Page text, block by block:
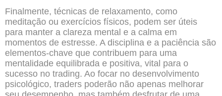
Finalmente, técnicas de relaxamento, como
meditação ou exercícios físicos, podem ser úteis
para manter a clareza mental e a calma em
momentos de estresse. A disciplina e a paciência são
elementos-chave que contribuem para uma
mentalidade equilibrada e positiva, vital para o
sucesso no trading. Ao focar no desenvolvimento
psicológico, traders poderão não apenas melhorar